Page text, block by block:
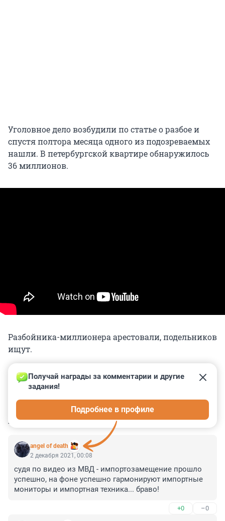
Уголовное дело возбудили по статье о разбое и
спустя полтора месяца одного из подозреваемых
нашли. В петербургской квартире обнаружилось
36 миллионов.
Разбойника-миллионера арестовали, подельников
ищут.
КОММЕНТАРИИ 16
angel of death
Получай награды за комментарии и другие
задания!
Подробнее в профиле
2 декабря 2021, 00:08
судя по видео из МВД - импортозамещение прошло
успешно, на фоне успешно гармонируют импортные
мониторы и импортная техника... браво!
+0 –0